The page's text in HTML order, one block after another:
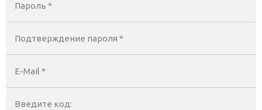
Пароль *
Подтверждение пароля *
E-Mail*
Введите код: